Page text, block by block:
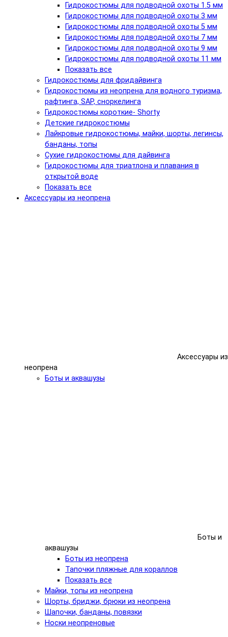
Гидрокостюмы для подводной охоты 1.5 мм
Гидрокостюмы для подводной охоты 3 мм
Гидрокостюмы для подводной охоты 5 мм
Гидрокостюмы для подводной охоты 7 мм
Гидрокостюмы для подводной охоты 9 мм
Гидрокостюмы для подводной охоты 11 мм
Показать все
Гидрокостюмы для фридайвинга
Гидрокостюмы из неопрена для водного туризма,
рафтинга, SAP, сноркелинга
Гидрокостюмы короткие- Shorty
Детские гидрокостюмы
Лайкровые гидрокостюмы, майки, шорты, легинсы,
банданы, топы
Сухие гидрокостюмы для дайвинга
Гидрокостюмы для триатлона и плавания в
открытой воде
Показать все
Аксессуары из неопрена
Аксессуары из
неопрена
Боты и аквашузы
Боты и
аквашузы
Боты из неопрена
Тапочки пляжные для кораллов
Показать все
Майки, топы из неопрена
Шорты, бриджи, брюки из неопрена
Шапочки, банданы, повязки
Носки неопреновые